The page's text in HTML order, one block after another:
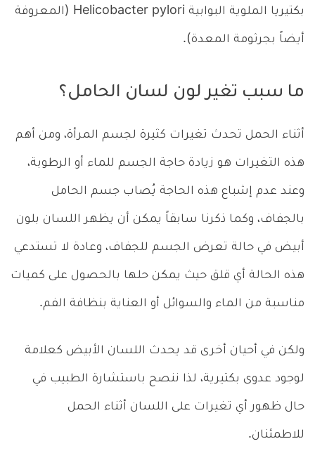
بكتيريا الملوية البوابية Helicobacter pylori (المعروفة
أيضاً بجرثومة المعدة).
ما سبب تغير لون لسان الحامل؟
أثناء الحمل تحدث تغيرات كثيرة لجسم المرأة، ومن أهم
هذه التغيرات هو زيادة حاجة الجسم للماء أو الرطوبة،
وعند عدم إشباع هذه الحاجة يُصاب جسم الحامل
بالجفاف، وكما ذكرنا سابقاً يمكن أن يظهر اللسان بلون
أبيض في حالة تعرض الجسم للجفاف، وعادة لا تستدعي
هذه الحالة أي قلق حيث يمكن حلها بالحصول على كميات
مناسبة من الماء والسوائل أو العناية بنظافة الفم.
ولكن في أحيان أخرى قد يحدث اللسان الأبيض كعلامة
لوجود عدوى بكتيرية، لذا ننصح باستشارة الطبيب في
حال ظهور أي تغيرات على اللسان أثناء الحمل
للاطمئنان.